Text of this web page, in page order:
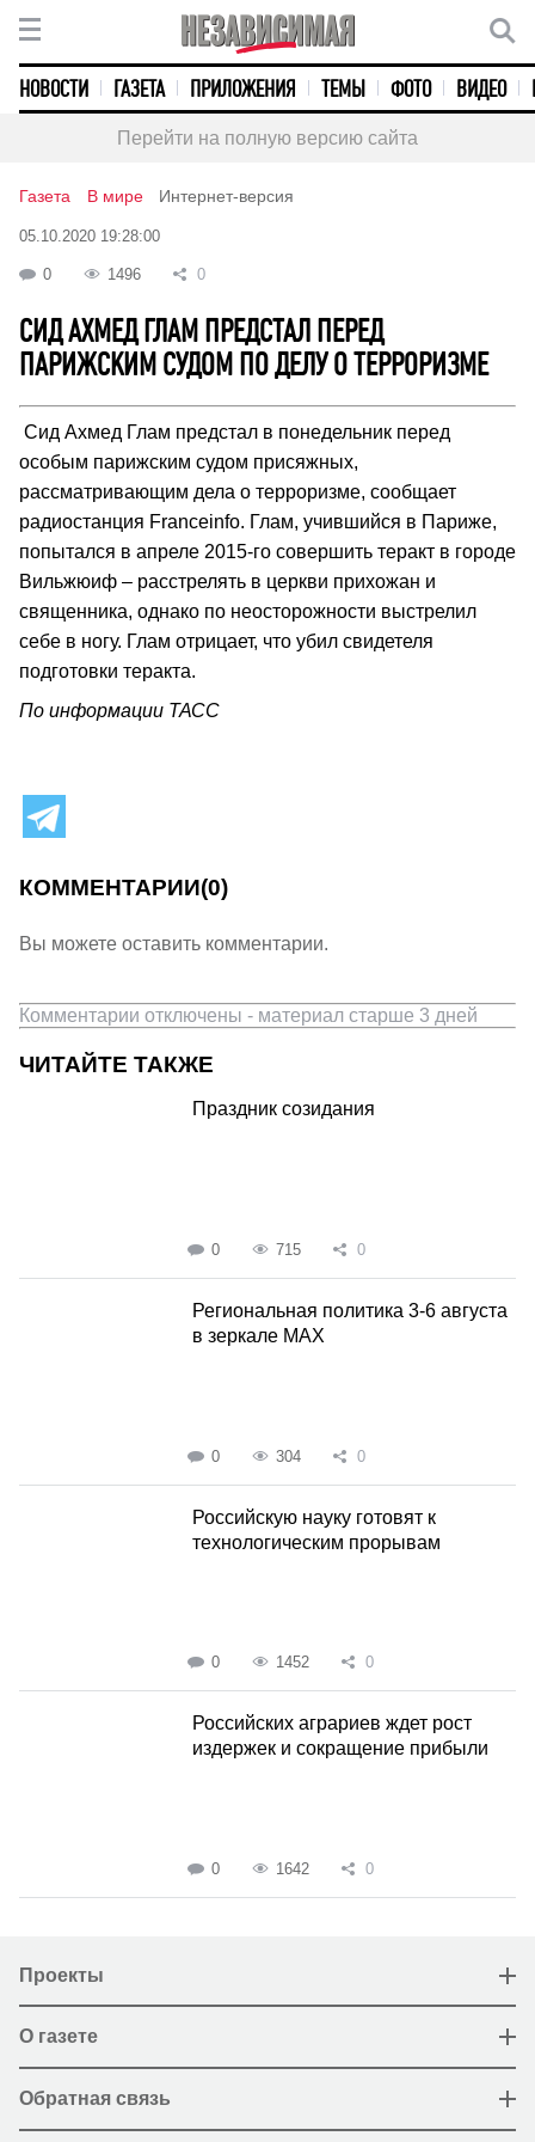
НОВОСТИ ГАЗЕТА ПРИЛОЖЕНИЯ ТЕМЫ ФОТО ВИДЕО
Перейти на полную версию сайта
Газета В мире Интернет-версия
05.10.2020 19:28:00
0 1496 0
СИД АХМЕД ГЛАМ ПРЕДСТАЛ ПЕРЕД
ПАРИЖСКИМ СУДОМ ПО ДЕЛУ О ТЕРРОРИЗМЕ
Сид Ахмед Глам предстал в понедельник перед
особым парижским судом присяжных,
рассматривающим дела о терроризме, сообщает
радиостанция Franceinfo. Глам, учившийся в Париже,
попытался в апреле 2015-го совершить теракт в городе
Вильжюиф – расстрелять в церкви прихожан и
священника, однако по неосторожности выстрелил
себе в ногу. Глам отрицает, что убил свидетеля
подготовки теракта.
По информации ТАСС
КОММЕНТАРИИ(0)
Вы можете оставить комментарии.
Комментарии отключены - материал старше 3 дней
ЧИТАЙТЕ ТАКЖЕ
Праздник созидания
0 715 0
Региональная политика 3-6 августа
в зеркале MAX
0 304 0
Российскую науку готовят к
технологическим прорывам
0 1452 0
Российских аграриев ждет рост
издержек и сокращение прибыли
0 1642 0
Проекты
О газете
Обратная связь